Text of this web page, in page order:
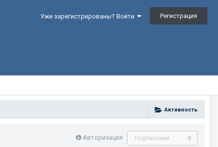
Уже зарегистрированы? Войти Регистрация
Активность
Авторизация Подписчики 0